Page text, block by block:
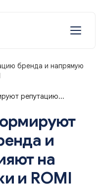
репутацию...
и
на
и ROMI